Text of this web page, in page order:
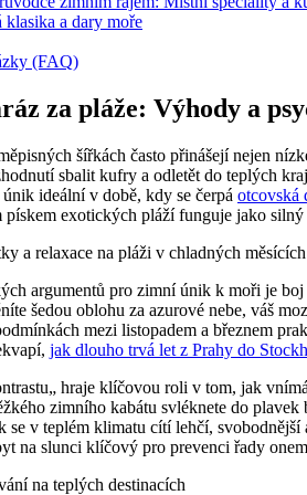
klasika a dary moře
(FAQ)
za pláže: Výhody a
šířkách často přinášejí nejen
sbalit kufry a odletět do teplých
ideální v době, kdy se čerpá otcovská
exotických pláží funguje jako
argumentů pro zimní únik k moři je
šedou oblohu za azurové nebe, váš
mezi listopadem a březnem
jak dlouho trvá let z Prahy do
hraje klíčovou roli v tom, jak
zimního kabátu svléknete do
se v teplém klimatu cítí lehčí,
na slunci klíčový pro prevenci řady